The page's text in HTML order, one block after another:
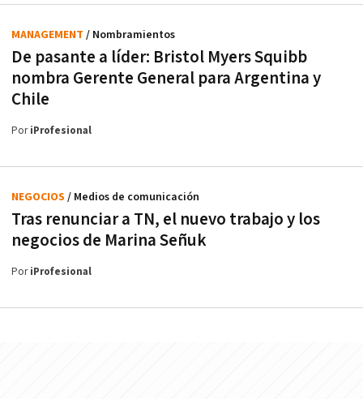
De pasante a líder: Bristol Myers Squibb
nombra Gerente General para Argentina y
Chile
MANAGEMENT / Nombramientos
PoriProfesional
Tras renunciar a TN, el nuevo trabajo y los
negocios de Marina Señuk
NEGOCIOS / Medios de comunicación
PoriProfesional